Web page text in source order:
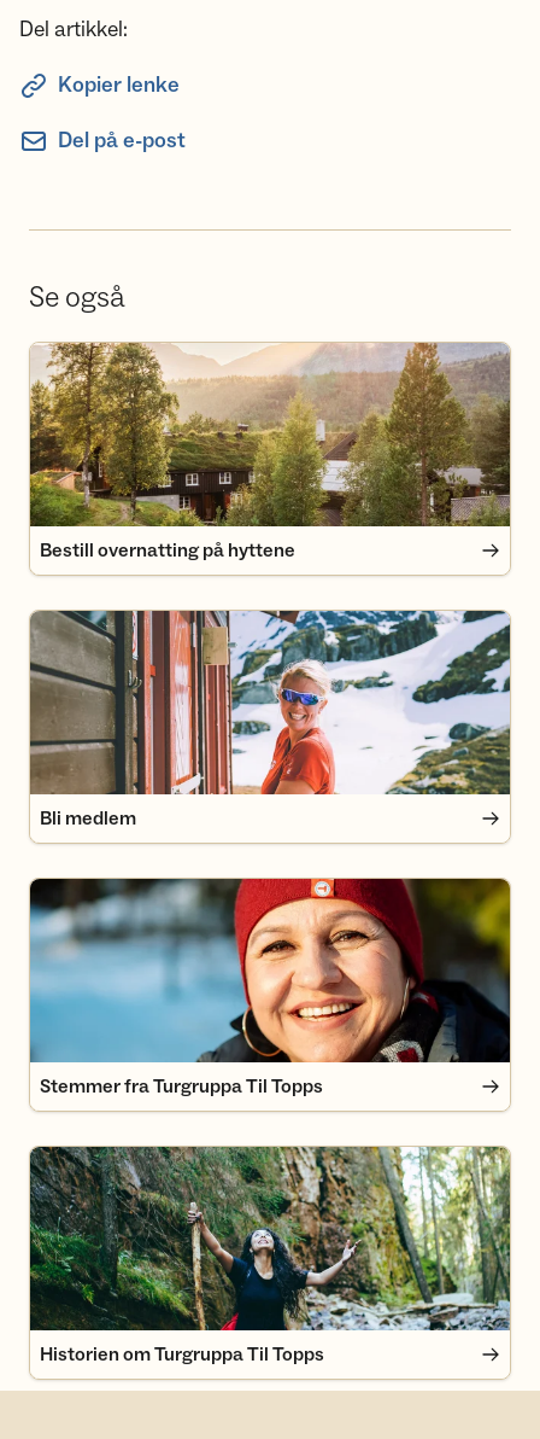
Del artikkel:
Kopier lenke
Del på e-post
Se også
Bestill overnatting på hyttene
Bestill overnatting på hyttene
Bli medlem
Bli medlem
Stemmer fra Turgruppa Til Topps
Stemmer fra Turgruppa Til Topps
Historien om Turgruppa Til Topps
Historien om Turgruppa Til Topps